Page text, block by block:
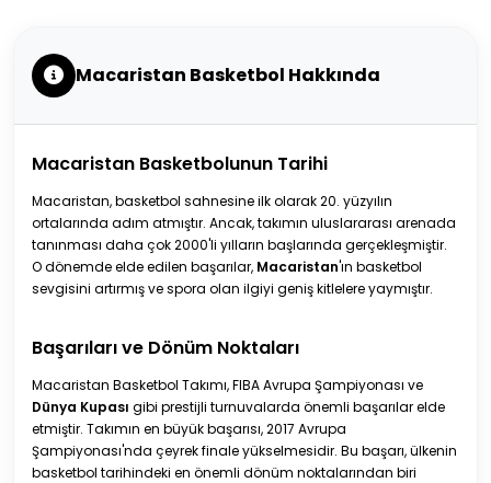
Macaristan Basketbol Hakkında
Macaristan Basketbolunun Tarihi
Macaristan, basketbol sahnesine ilk olarak 20. yüzyılın
ortalarında adım atmıştır. Ancak, takımın uluslararası arenada
tanınması daha çok 2000'li yılların başlarında gerçekleşmiştir.
O dönemde elde edilen başarılar, Macaristan'ın basketbol
sevgisini artırmış ve spora olan ilgiyi geniş kitlelere yaymıştır.
Başarıları ve Dönüm Noktaları
Macaristan Basketbol Takımı, FIBA Avrupa Şampiyonası ve
Dünya Kupası gibi prestijli turnuvalarda önemli başarılar elde
etmiştir. Takımın en büyük başarısı, 2017 Avrupa
Şampiyonası'nda çeyrek finale yükselmesidir. Bu başarı, ülkenin
basketbol tarihindeki en önemli dönüm noktalarından biri